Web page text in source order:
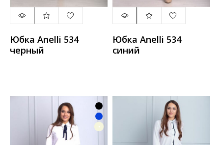
Юбка Anelli 534
черный
Юбка Anelli 534
синий